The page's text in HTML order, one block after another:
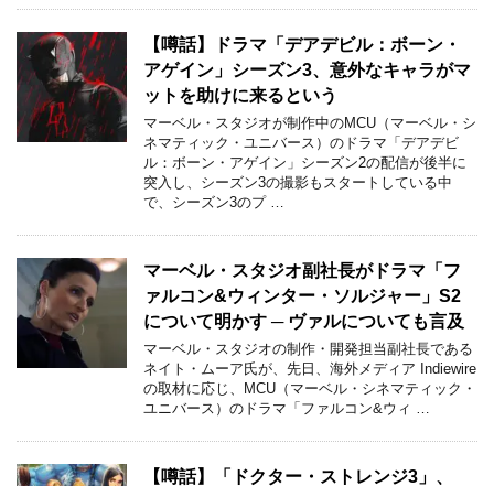
【噂話】ドラマ「デアデビル：ボーン・
アゲイン」シーズン3、意外なキャラがマ
ットを助けに来るという
マーベル・スタジオが制作中のMCU（マーベル・シ
ネマティック・ユニバース）のドラマ「デアデビ
ル：ボーン・アゲイン」シーズン2の配信が後半に
突入し、シーズン3の撮影もスタートしている中
で、シーズン3のプ …
マーベル・スタジオ副社長がドラマ「フ
ァルコン&ウィンター・ソルジャー」S2
について明かす ─ ヴァルについても言及
マーベル・スタジオの制作・開発担当副社長である
ネイト・ムーア氏が、先日、海外メディア Indiewire
の取材に応じ、MCU（マーベル・シネマティック・
ユニバース）のドラマ「ファルコン&ウィ …
【噂話】「ドクター・ストレンジ3」、